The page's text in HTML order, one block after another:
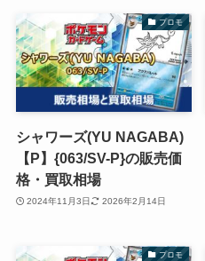
プロモ
シャワーズ(YU NAGABA)
【P】{063/SV-P}の販売価
格・買取相場
2024年11月3日 2026年2月14日
プロモ